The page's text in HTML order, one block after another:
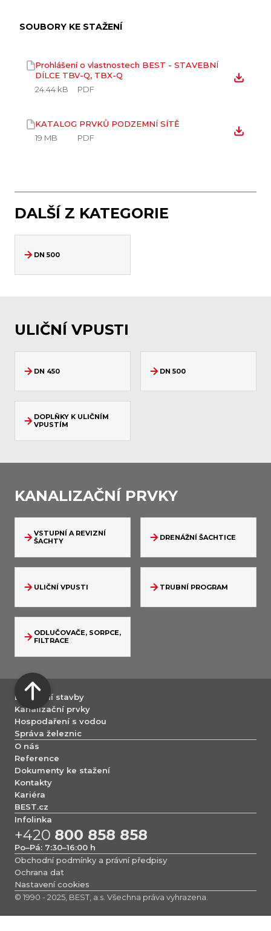
SOUBORY KE STAŽENÍ
Prohlášení o vlastnostech BEST - STAVEBNÍ
DÍLCE TBV-Q, TBX-Q
24.44 kB
PDF
KATALOG PRVKŮ PODZEMNÍ SÍTĚ
19 MB
PDF
DALŠÍ Z KATEGORIE
DN 500
ULIČNÍ VPUSTI
DN 450 DN 500
DOPLŇKY K ULIČNÍM
VPUSTÍM
KANALIZAČNÍ PRVKY
VSTUPNÍ A REVIZNÍ
ŠACHTY
DRENÁŽNÍ ŠACHTICE
ULIČNÍ VPUSTI TRUBNÍ PROGRAM
ODLUČOVAČE, SORPCE,
FILTRACE
Dopravní stavby
Kanalizační prvky
Hospodaření s vodou
Správa železnic
O nás
Reference
Dokumenty ke stažení
Kontakty
Kariéra
BEST.cz
Obchodní podmínky a právní předpisy
Ochrana dat
Nastavení cookies
Infolinka
+420 800 858 858
Po–Pá: 7:30–16:00 h
© 1990 - 2025, BEST, a.s. Všechna práva vyhrazena.